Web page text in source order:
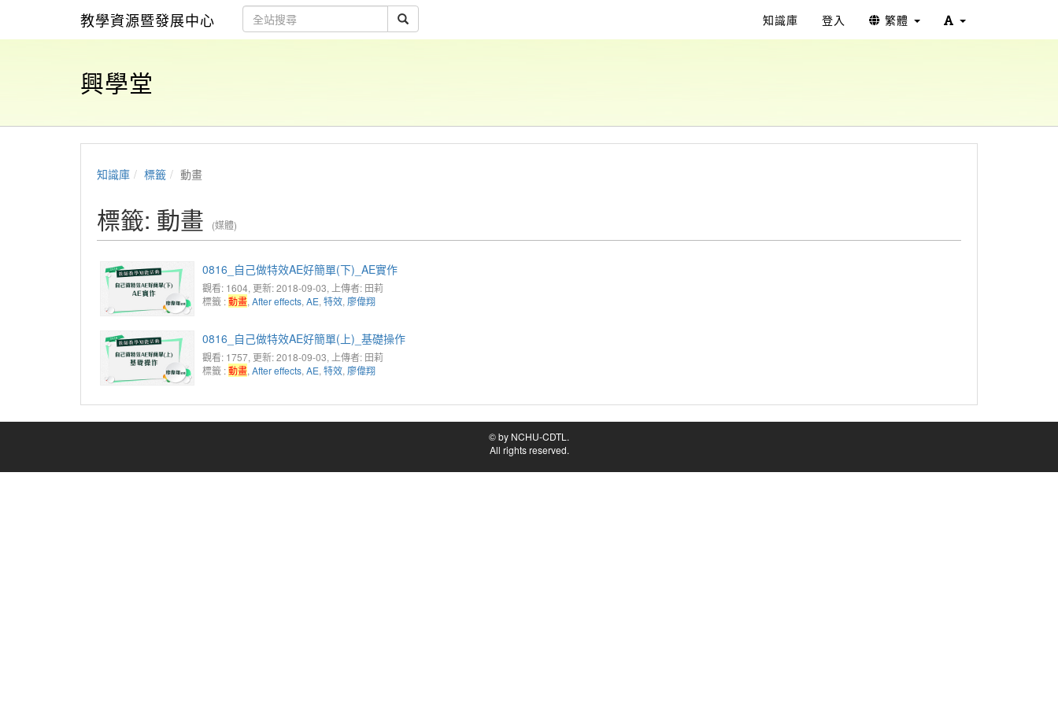
教學資源暨發展中心 知識庫 登入 繁體
興學堂
知識庫 標籤 動畫
標籤: 動畫 (媒體)
0816_自己做特效AE好簡單(下)_AE實作
觀看: 1604, 更新: 2018-09-03, 上傳者: 田莉
標籤 :動畫, After effects, AE, 特效, 廖偉翔
0816_自己做特效AE好簡單(上)_基礎操作
觀看: 1757, 更新: 2018-09-03, 上傳者: 田莉
標籤 :動畫, After effects, AE, 特效, 廖偉翔
© by NCHU-CDTL.
All rights reserved.